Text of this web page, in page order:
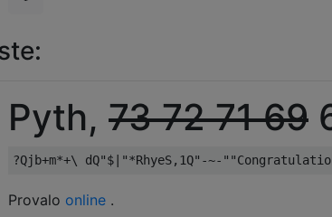
Pyth, 73727169
?Qjb+m*+\ dQ"$|"*RhyeS,1Q"-~-
Provalo online .